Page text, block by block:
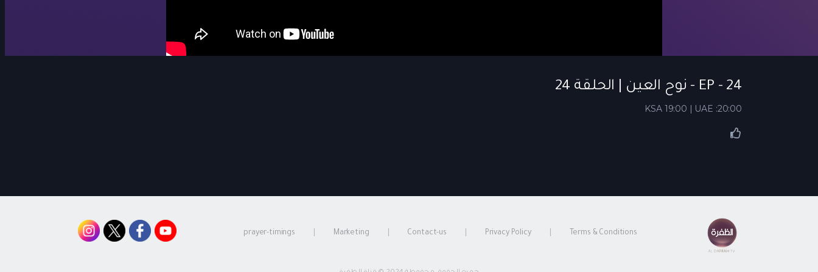
EP - 24 - نوح العين | الحلقة 24
KSA 19:00 | UAE :20:00
Terms & Conditions
Privacy Policy
Contact-us
Marketing
prayer-timings